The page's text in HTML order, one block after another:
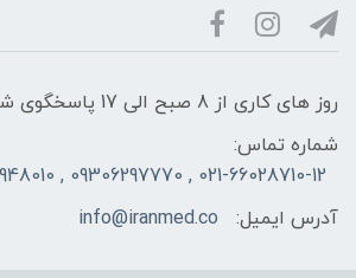
روز های کاری از 8 صبح الی 17 پاسخگوی شما هستیم
شماره تماس:
021-66028710-12 , 09306297770 , 09104948010
آدرس ایمیل:
info@iranmed.co